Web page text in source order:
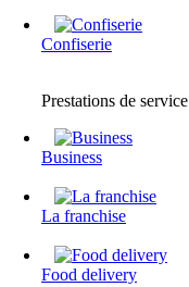
Confiserie
Prestations de service
Business
La franchise
Food delivery